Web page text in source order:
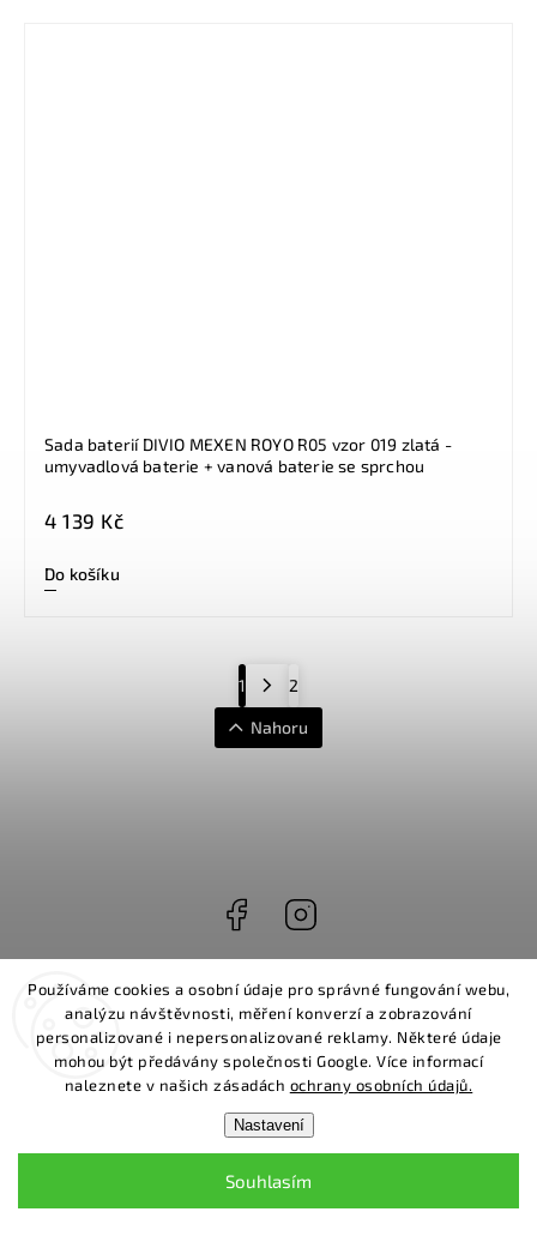
Používáme cookies a osobní údaje pro správné fungování webu,
analýzu návštěvnosti, měření konverzí a zobrazování
personalizované i nepersonalizované reklamy. Některé údaje
mohou být předávány společnosti Google. Více informací
naleznete v našich zásadách ochrany osobních údajů.
Nastavení
Souhlasím
Sada baterií DIVIO MEXEN ROYO R05 vzor 019 zlatá -
umyvadlová baterie + vanová baterie se sprchou
4 139 Kč
Do košíku
1 2
Nahoru
Facebook
+420 605 777 840